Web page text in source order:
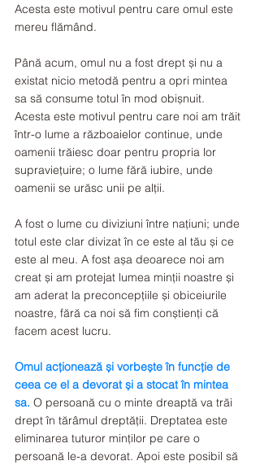
Acesta este motivul pentru care omul este
mereu flămând.
Până acum, omul nu a fost drept și nu a
existat nicio metodă pentru a opri mintea
sa să consume totul în mod obișnuit.
Acesta este motivul pentru care noi am trăit
într-o lume a războaielor continue, unde
oamenii trăiesc doar pentru propria lor
supraviețuire; o lume fără iubire, unde
oamenii se urăsc unii pe alții.
A fost o lume cu diviziuni între națiuni; unde
totul este clar divizat în ce este al tău și ce
este al meu. A fost așa deoarece noi am
creat și am protejat lumea minții noastre și
am aderat la preconcepțiile și obiceiurile
noastre, fără ca noi să fim conștienți că
facem acest lucru.
Omul acționează și vorbește în funcție de
ceea ce el a devorat și a stocat în mintea
sa. O persoană cu o minte dreaptă va trăi
drept în tărâmul dreptății. Dreptatea este
eliminarea tuturor minților pe care o
persoană le-a devorat. Apoi este posibil să